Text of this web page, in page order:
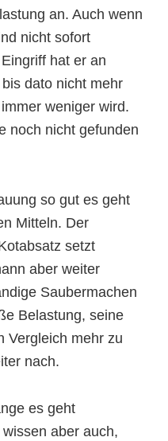
an. Auch wenn
nicht sofort
hat er an
dato nicht mehr
weniger wird.
noch nicht gefunden
so gut es geht
Mitteln. Der
setzt
aber weiter
Saubermachen
Belastung, seine
Vergleich mehr zu
nach.
es geht
aber auch,